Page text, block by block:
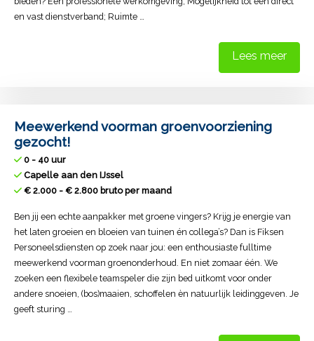
en vast dienstverband; Ruimte …
Lees meer
Meewerkend voorman groenvoorziening
gezocht!
0 - 40 uur
Capelle aan den IJssel
€ 2.000 - € 2.800 bruto per maand
Ben jij een echte aanpakker met groene vingers? Krijg je energie van
het laten groeien en bloeien van tuinen én collega’s? Dan is Fiksen
Personeelsdiensten op zoek naar jou: een enthousiaste fulltime
meewerkend voorman groenonderhoud. En niet zomaar één. We
zoeken een flexibele teamspeler die zijn bed uitkomt voor onder
andere snoeien, (bos)maaien, schoffelen èn natuurlijk leidinggeven. Je
geeft sturing …